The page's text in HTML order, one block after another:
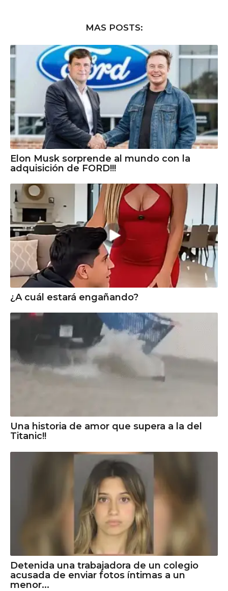
MAS POSTS:
Elon Musk sorprende al mundo con la
adquisición de FORD!!!
¿A cuál estará engañando?
Una historia de amor que supera a la del
Titanic!!
Detenida una trabajadora de un colegio
acusada de enviar fotos íntimas a un
menor...